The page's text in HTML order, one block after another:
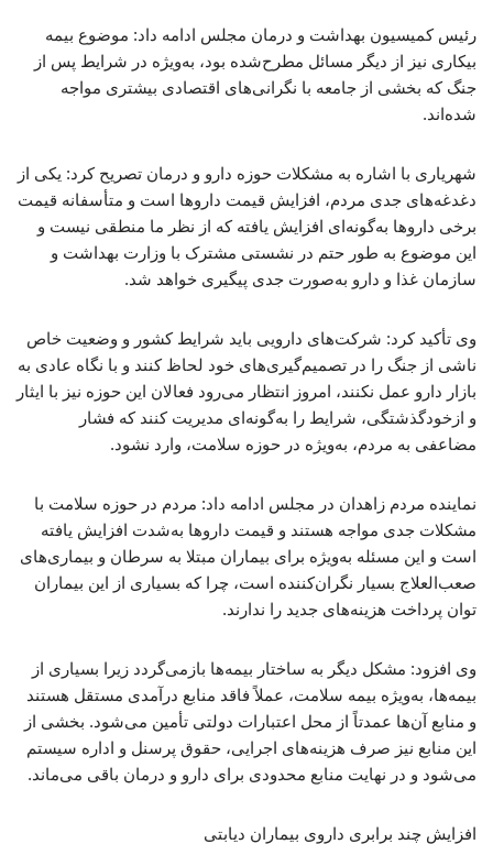
رئیس کمیسیون بهداشت و درمان مجلس ادامه داد: موضوع بیمه
بیکاری نیز از دیگر مسائل مطرح‌شده بود، به‌ویژه در شرایط پس از
جنگ که بخشی از جامعه با نگرانی‌های اقتصادی بیشتری مواجه
شده‌اند.
شهریاری با اشاره به مشکلات حوزه دارو و درمان تصریح کرد: یکی از
دغدغه‌های جدی مردم، افزایش قیمت داروها است و متأسفانه قیمت
برخی داروها به‌گونه‌ای افزایش یافته که از نظر ما منطقی نیست و
این موضوع به طور حتم در نشستی مشترک با وزارت بهداشت و
سازمان غذا و دارو به‌صورت جدی پیگیری خواهد شد.
وی تأکید کرد: شرکت‌های دارویی باید شرایط کشور و وضعیت خاص
ناشی از جنگ را در تصمیم‌گیری‌های خود لحاظ کنند و با نگاه عادی به
بازار دارو عمل نکنند، امروز انتظار می‌رود فعالان این حوزه نیز با ایثار
و ازخودگذشتگی، شرایط را به‌گونه‌ای مدیریت کنند که فشار
مضاعفی به مردم، به‌ویژه در حوزه سلامت، وارد نشود.
نماینده مردم زاهدان در مجلس ادامه داد: مردم در حوزه سلامت با
مشکلات جدی مواجه هستند و قیمت داروها به‌شدت افزایش یافته
است و این مسئله به‌ویژه برای بیماران مبتلا به سرطان و بیماری‌های
صعب‌العلاج بسیار نگران‌کننده است، چرا که بسیاری از این بیماران
توان پرداخت هزینه‌های جدید را ندارند.
وی افزود: مشکل دیگر به ساختار بیمه‌ها بازمی‌گردد زیرا بسیاری از
بیمه‌ها، به‌ویژه بیمه سلامت، عملاً فاقد منابع درآمدی مستقل هستند
و منابع آن‌ها عمدتاً از محل اعتبارات دولتی تأمین می‌شود. بخشی از
این منابع نیز صرف هزینه‌های اجرایی، حقوق پرسنل و اداره سیستم
می‌شود و در نهایت منابع محدودی برای دارو و درمان باقی می‌ماند.
افزایش چند برابری داروی بیماران دیابتی